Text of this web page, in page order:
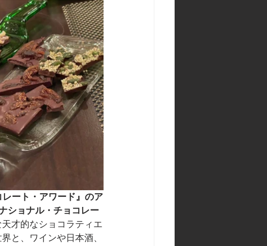
レート・アワード』のア
ショナル・チョコレー
才的なショコラティエ
と、ワインや日本酒、